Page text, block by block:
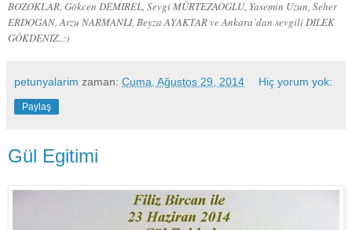
BOZOKLAR, Gökcen DEMIREL, Sevgi MÜRTEZAOGLU, Yasemin Uzun, Seher
ERDOGAN, Arzu NARMANLI, Beyza AYAKTAR ve Ankara`dan sevgili DILEK
GÖKDENIZ..:)
petunyalarim zaman: Cuma, Ağustos 29, 2014 Hiç yorum yok:
Paylaş
Gül Egitimi